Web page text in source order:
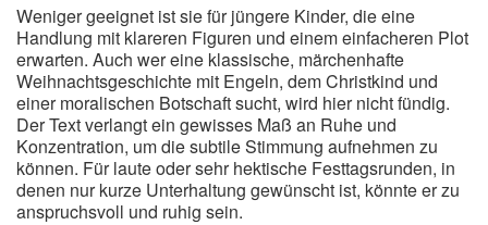
Weniger geeignet ist sie für jüngere Kinder, die eine
Handlung mit klareren Figuren und einem einfacheren Plot
erwarten. Auch wer eine klassische, märchenhafte
Weihnachtsgeschichte mit Engeln, dem Christkind und
einer moralischen Botschaft sucht, wird hier nicht fündig.
Der Text verlangt ein gewisses Maß an Ruhe und
Konzentration, um die subtile Stimmung aufnehmen zu
können. Für laute oder sehr hektische Festtagsrunden, in
denen nur kurze Unterhaltung gewünscht ist, könnte er zu
anspruchsvoll und ruhig sein.